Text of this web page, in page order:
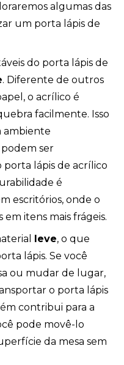
algumas das
um porta lápis de
do porta lápis de
. Diferente de outros
o acrílico é
facilmente. Isso
ambiente
ser
porta lápis de acrílico
é
escritórios, onde o
itens mais frágeis.
leve, o que
lápis. Se você
ou mudar de lugar,
o porta lápis
contribui para a
pode movê-lo
da mesa sem